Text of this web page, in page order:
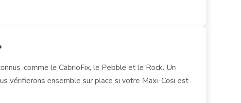
comme le CabrioFix, le Pebble et le Rock. Un
vérifierons ensemble sur place si votre Maxi-Cosi est